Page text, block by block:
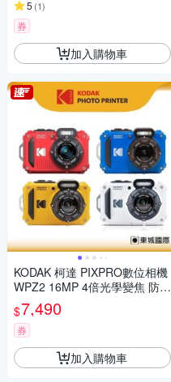
5 (1)
券
加入購物車
KODAK 柯達 PIXPRO數位相機
WPZ2 16MP 4倍光學變焦 防水
數位相機 公司貨
$7,490
券
加入購物車